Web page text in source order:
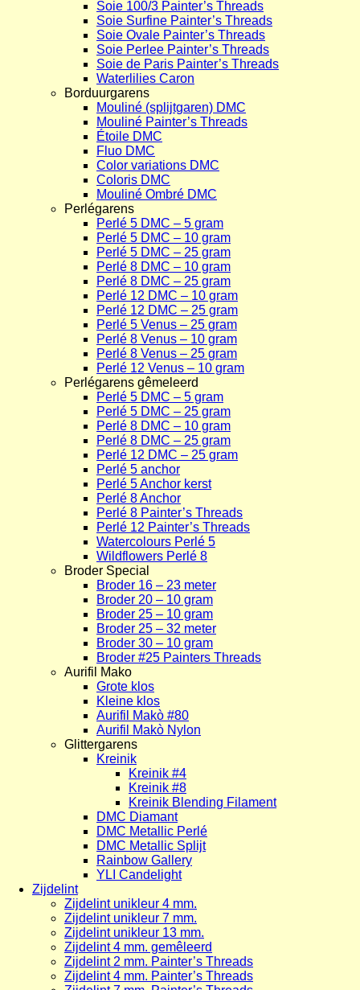
Soie 100/3 Painter’s Threads
Soie Surfine Painter’s Threads
Soie Ovale Painter’s Threads
Soie Perlee Painter’s Threads
Soie de Paris Painter’s Threads
Waterlilies Caron
Borduurgarens
Mouliné (splijtgaren) DMC
Mouliné Painter’s Threads
Étoile DMC
Fluo DMC
Color variations DMC
Coloris DMC
Mouliné Ombré DMC
Perlégarens
Perlé 5 DMC – 5 gram
Perlé 5 DMC – 10 gram
Perlé 5 DMC – 25 gram
Perlé 8 DMC – 10 gram
Perlé 8 DMC – 25 gram
Perlé 12 DMC – 10 gram
Perlé 12 DMC – 25 gram
Perlé 5 Venus – 25 gram
Perlé 8 Venus – 10 gram
Perlé 8 Venus – 25 gram
Perlé 12 Venus – 10 gram
Perlégarens gêmeleerd
Perlé 5 DMC – 5 gram
Perlé 5 DMC – 25 gram
Perlé 8 DMC – 10 gram
Perlé 8 DMC – 25 gram
Perlé 12 DMC – 25 gram
Perlé 5 anchor
Perlé 5 Anchor kerst
Perlé 8 Anchor
Perlé 8 Painter’s Threads
Perlé 12 Painter’s Threads
Watercolours Perlé 5
Wildflowers Perlé 8
Broder Special
Broder 16 – 23 meter
Broder 20 – 10 gram
Broder 25 – 10 gram
Broder 25 – 32 meter
Broder 30 – 10 gram
Broder #25 Painters Threads
Aurifil Mako
Grote klos
Kleine klos
Aurifil Makò #80
Aurifil Makò Nylon
Glittergarens
Kreinik
Kreinik #4
Kreinik #8
Kreinik Blending Filament
DMC Diamant
DMC Metallic Perlé
DMC Metallic Splijt
Rainbow Gallery
YLI Candelight
Zijdelint
Zijdelint unikleur 4 mm.
Zijdelint unikleur 7 mm.
Zijdelint unikleur 13 mm.
Zijdelint 4 mm. gemêleerd
Zijdelint 2 mm. Painter’s Threads
Zijdelint 4 mm. Painter’s Threads